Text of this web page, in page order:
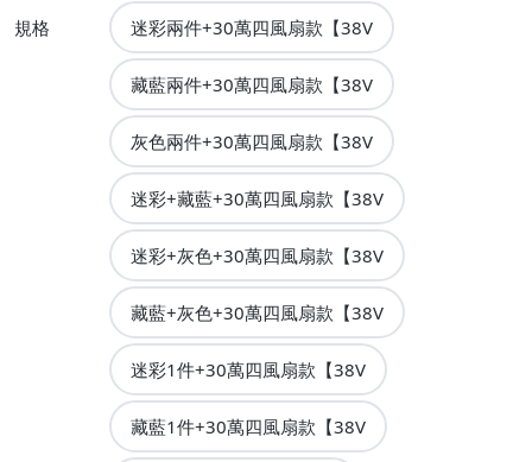
規格 迷彩兩件+30萬四風扇款【38V
藏藍兩件+30萬四風扇款【38V
灰色兩件+30萬四風扇款【38V
迷彩+藏藍+30萬四風扇款【38V
迷彩+灰色+30萬四風扇款【38V
藏藍+灰色+30萬四風扇款【38V
迷彩1件+30萬四風扇款【38V
藏藍1件+30萬四風扇款【38V